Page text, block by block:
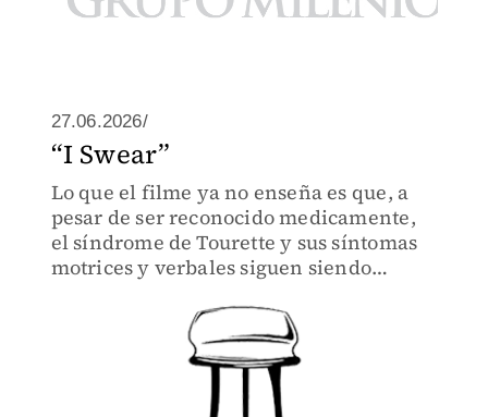
27.06.2026/
“I Swear”
Lo que el filme ya no enseña es que, a
pesar de ser reconocido medicamente,
el síndrome de Tourette y sus síntomas
motrices y verbales siguen siendo